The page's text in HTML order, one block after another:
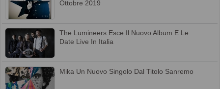
Ottobre 2019
The Lumineers Esce Il Nuovo Album E Le
Date Live In Italia
Mika Un Nuovo Singolo Dal Titolo Sanremo